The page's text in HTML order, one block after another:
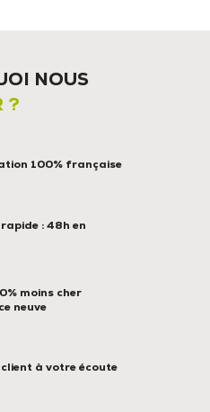
NOUS
?
100% française
: 48h en
moins cher
neuve
client à votre écoute